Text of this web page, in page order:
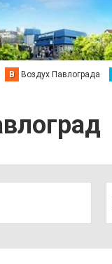
В Воздух Павлограда